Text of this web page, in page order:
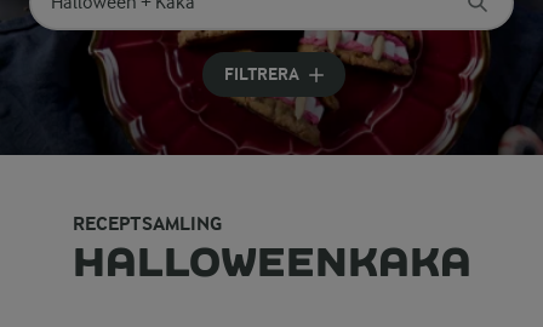
Sök på kategori eller ingrediens
Skriv in sökord för att få förslag
FILTRERA
RECEPTSAMLING
HALLOWEENKAKA